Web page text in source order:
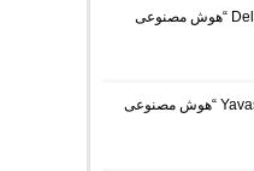
دانلود آهنگ Dawet a Kurda از Delal “هوش مصنوعی
دانلود آهنگ Yavaş Yavaş Derin Derin “هوش مصنوعی